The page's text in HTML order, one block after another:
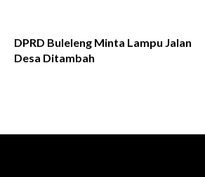
DPRD Buleleng Minta Lampu Jalan
Desa Ditambah